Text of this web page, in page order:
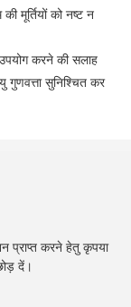
मूर्तियों को नष्ट न
करने की सलाह
गुणवत्ता सुनिश्चित कर
प्राप्त करने हेतु कृपया
दें।